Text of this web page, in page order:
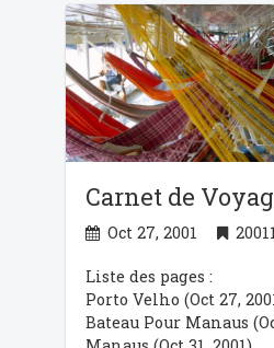
Carnet de
Oct 27, 2001
Liste des pages :
Porto Velho (Oct 27,
Bateau Pour Manaus